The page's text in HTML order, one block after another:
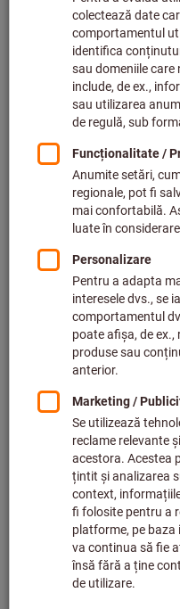
Preț per 1 buc.
plus cost livrare
Prețuri individuale pentru
conectare.
Termen de livrare
Vă rugăm să
recomandări:
Comandăm acest
producător,
principală și, prin